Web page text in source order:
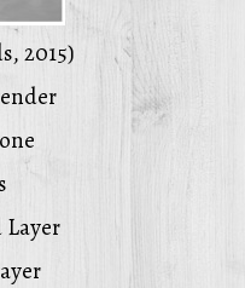
2015)
Layer